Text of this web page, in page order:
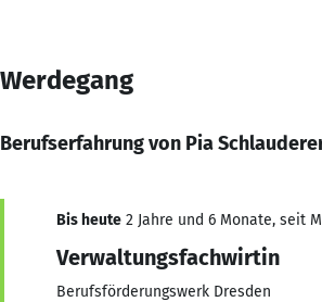
Werdegang
Berufserfahrung von Pia
Bis heute 2 Jahre und 6 Monate, seit
Verwaltungsfachwirtin
Berufsförderungswerk Dresden